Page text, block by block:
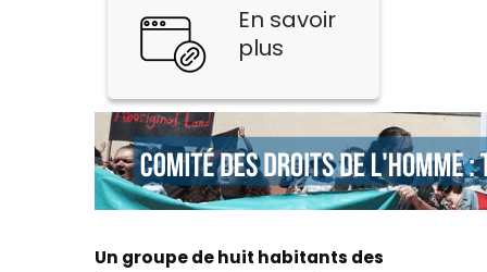
En savoir
plus
Un groupe de huit habitants des